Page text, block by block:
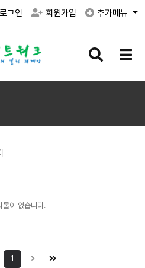
로그인 회원가입 추가메뉴
검
버
메
버
물이 없습니다.
1